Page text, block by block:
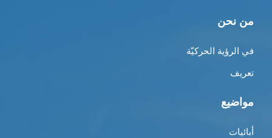
من نحن
في الرؤية الحركيّة
تعريف
مواضيع
أبائيات